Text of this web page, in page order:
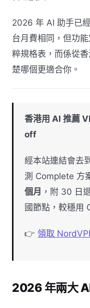
2026 年 AI 助手已
台月費相同，但功
粹規格表，而係從
楚哪個更適合你。
香港用 AI 推薦
off
經本站連結會去
測 Complete 方
個月 ，附 30 日
國節點，較穩用
👉領取
2026 年兩大